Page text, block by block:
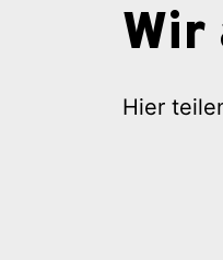
Wir
Hier